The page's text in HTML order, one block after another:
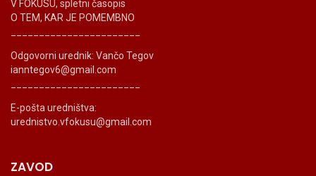
V FOKUSU, spletni časopis
O TEM, KAR JE POMEMBNO
Odgovorni urednik: Vančo Tegov
ianntegov6@gmail.com
E-pošta uredništva:
urednistvo.vfokusu@gmail.com
ZAVOD